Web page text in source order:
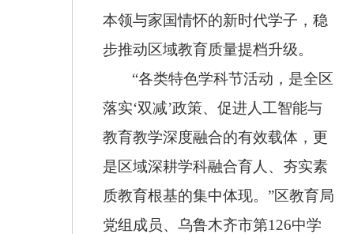
本领与家国情怀的新时代学子，稳
步推动区域教育质量提档升级。
“各类特色学科节活动，是全区
落实‘双减’政策、促进人工智能与
教育教学深度融合的有效载体，更
是区域深耕学科融合育人、夯实素
质教育根基的集中体现。”区教育局
党组成员、乌鲁木齐市第126中学